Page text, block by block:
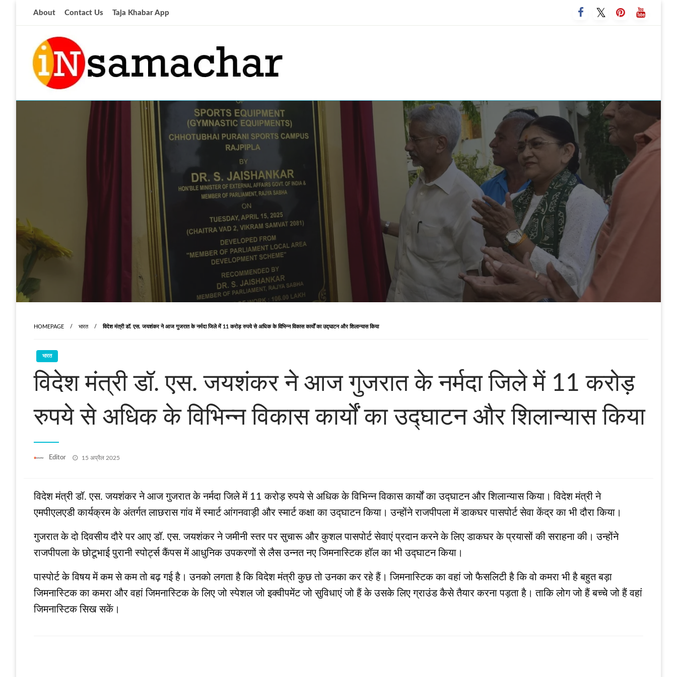
About Contact Us Taja Khabar App
insamachar
आज की ताजा खबर
HOMEPAGE भारत विदेश मंत्री डॉ. एस. जयशंकर ने आज गुजरात के नर्मदा जिले में 11 करोड़ रुपये से अधिक के विभिन्न विकास कार्यों का उद्घाटन और शिलान्यास किया
भारत
विदेश मंत्री डॉ. एस. जयशंकर ने आज गुजरात के नर्मदा जिले में 11 करोड़
रुपये से अधिक के विभिन्न विकास कार्यों का उद्घाटन और शिलान्यास किया
Editor
Posted
15 अप्रैल 2025
विदेश मंत्री डॉ. एस. जयशंकर ने आज गुजरात के नर्मदा जिले में 11 करोड़ रुपये से अधिक के विभिन्न विकास कार्यों का उद्घाटन और शिलान्यास किया। विदेश मंत्री ने
एमपीएलएडी कार्यक्रम के अंतर्गत लाछरास गांव में स्मार्ट आंगनवाड़ी और स्मार्ट कक्षा का उद्घाटन किया। उन्होंने राजपीपला में डाकघर पासपोर्ट सेवा केंद्र का भी दौरा किया।
गुजरात के दो दिवसीय दौरे पर आए डॉ. एस. जयशंकर ने जमीनी स्तर पर सुचारू और कुशल पासपोर्ट सेवाएं प्रदान करने के लिए डाकघर के प्रयासों की सराहना की। उन्होंने
राजपीपला के छोटूभाई पुरानी स्पोर्ट्स कैंपस में आधुनिक उपकरणों से लैस उन्नत नए जिमनास्टिक हॉल का भी उद्घाटन किया।
पास्‍पोर्ट के विषय में कम से कम तो बढ़ गई है। उनको लगता है कि विदेश मंत्री कुछ तो उनका कर रहे हैं। जिमनास्टिक का वहां जो फैसलिटी है कि वो कमरा भी है बहुत बड़ा
जिमनास्टिक का कमरा और वहां जिमनास्टिक के लिए जो स्‍पेशल जो इक्‍वीपमेंट जो सुविधाएं जो हैं के उसके लिए ग्राउंड कैसे तैयार करना पड़ता है। ताकि लोग जो हैं बच्‍चे जो हैं वहां
जिमनास्टिक सिख सकें।